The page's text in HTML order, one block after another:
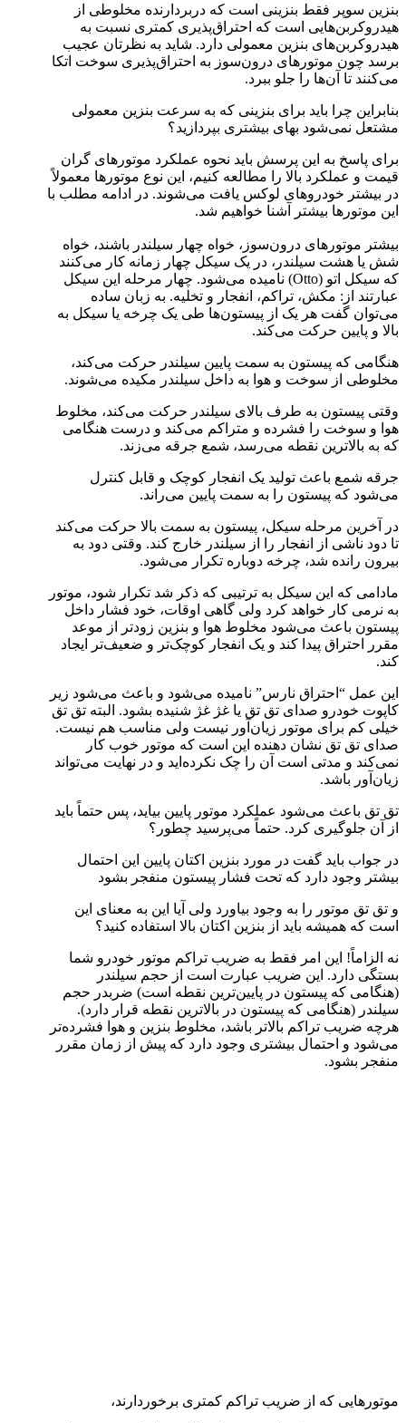
بنزین سوپر فقط بنزینی است که دربردارنده مخلوطی از
هیدروکربن‌هایی است که احتراق‌پذیری کمتری نسبت به
هیدروکربن‌های بنزین معمولی دارد. شاید به نظرتان عجیب
برسد چون موتورهای درون‌سوز به احتراق‌پذیری سوخت اتکا
می‌کنند تا آن‌ها را جلو ببرد.
بنابراین چرا باید برای بنزینی که به سرعت بنزین معمولی
مشتعل نمی‌شود بهای بیشتری بپردازید؟
برای پاسخ به این پرسش باید نحوه عملکرد موتورهای گران
قیمت و عملکرد بالا را مطالعه کنیم، این نوع موتورها معمولاً
در بیشتر خودروهای لوکس یافت می‌شوند. در ادامه مطلب با
این موتورها بیشتر آشنا خواهیم شد.
بیشتر موتورهای درون‌سوز، خواه چهار سیلندر باشند، خواه
شش یا هشت سیلندر، در یک سیکل چهار زمانه کار می‌کنند
که سیکل اتو (Otto) نامیده می‌شود. چهار مرحله این سیکل
عبارتند از: مکش، تراکم، انفجار و تخلیه. به زبان ساده
می‌توان گفت هر یک از پیستون‌ها طی یک چرخه یا سیکل به
بالا و پایین حرکت می‌کند.
هنگامی که پیستون به سمت پایین سیلندر حرکت می‌کند،
مخلوطی از سوخت و هوا به داخل سیلندر مکیده می‌شوند.
وقتی پیستون به طرف بالای سیلندر حرکت می‌کند، مخلوط
هوا و سوخت را فشرده و متراکم می‌کند و درست هنگامی
که به بالاترین نقطه می‌رسد، شمع جرقه می‌زند.
جرقه شمع باعث تولید یک انفجار کوچک و قابل کنترل
می‌شود که پیستون را به سمت پایین می‌راند.
در آخرین مرحله سیکل، پیستون به سمت بالا حرکت می‌کند
تا دود ناشی از انفجار را از سیلندر خارج کند. وقتی دود به
بیرون رانده شد، چرخه دوباره تکرار می‌شود.
مادامی که این سیکل به ترتیبی که ذکر شد تکرار شود، موتور
به نرمی کار خواهد کرد ولی گاهی اوقات، خود فشار داخل
پیستون باعث می‌شود مخلوط هوا و بنزین زودتر از موعد
مقرر احتراق پیدا کند و یک انفجار کوچک‌تر و ضعیف‌تر ایجاد
کند.
این عمل “احتراق نارس” نامیده می‌شود و باعث می‌شود زیر
کاپوت خودرو صدای تق تق یا غژ غژ شنیده بشود. البته تق تق
خیلی کم برای موتور زیان‌آور نیست ولی مناسب هم نیست.
صدای تق تق نشان دهنده این است که موتور خوب کار
نمی‌کند و مدتی است آن را چک نکرده‌اید و در نهایت می‌تواند
زیان‌آور باشد.
تق تق باعث می‌شود عملکرد موتور پایین بیاید، پس حتماً باید
از آن جلوگیری کرد. حتماً می‌پرسید چطور؟
در جواب باید گفت در مورد بنزین اکتان پایین این احتمال
بیشتر وجود دارد که تحت فشار پیستون منفجر بشود
و تق تق موتور را به وجود بیاورد ولی آیا این به معنای این
است که همیشه باید از بنزین اکتان بالا استفاده کنید؟
نه الزاماً! این امر فقط به ضریب تراکم موتور خودرو شما
بستگی دارد. این ضریب عبارت است از حجم سیلندر
(هنگامی که پیستون در پایین‌ترین نقطه است) ضربدر حجم
سیلندر (هنگامی که پیستون در بالاترین نقطه قرار دارد).
هرچه ضریب تراکم بالاتر باشد، مخلوط بنزین و هوا فشرده‌تر
می‌شود و احتمال بیشتری وجود دارد که پیش از زمان مقرر
منفجر بشود.
موتورهایی که از ضریب تراکم کمتری برخوردارند،